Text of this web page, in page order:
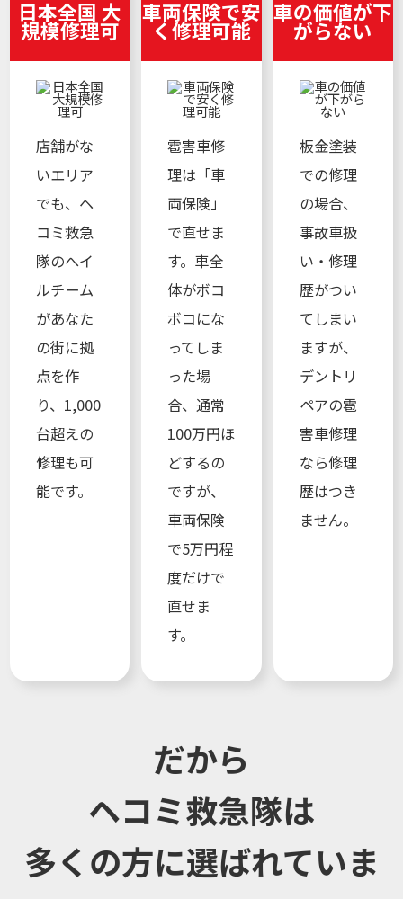
日本全国 大
規模修理可
店舗がな
いエリア
でも、ヘ
コミ救急
隊のへイ
ルチーム
があなた
の街に拠
点を作
り、1,000
台超えの
修理も可
能です。
車両保険で安
く修理可能
雹害車修
理は「車
両保険」
で直せま
す。車全
体がボコ
ボコにな
ってしま
った場
合、通常
100万円ほ
どするの
ですが、
車両保険
で5万円程
度だけで
直せま
す。
車の価値が下
がらない
板金塗装
での修理
の場合、
事故車扱
い・修理
歴がつい
てしまい
ますが、
デントリ
ペアの雹
害車修理
なら修理
歴はつき
ません。
だから
ヘコミ救急隊は
多くの方に選ばれていま